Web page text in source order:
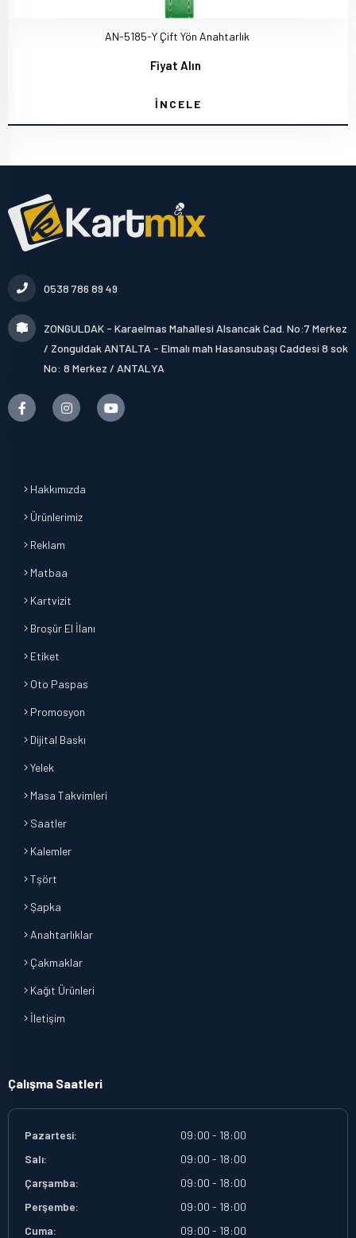
AN-5185-Y Çift Yön Anahtarlık
Fiyat Alın
İNCELE
0538 786 89 49
ZONGULDAK - Karaelmas Mahallesi Alsancak Cad. No:7 Merkez
/ Zonguldak ANTALTA - Elmalı mah Hasansubaşı Caddesi 8 sok
No: 8 Merkez / ANTALYA
Hakkımızda
Ürünlerimiz
Reklam
Matbaa
Kartvizit
Broşür El İlanı
Etiket
Oto Paspas
Promosyon
Dijital Baskı
Yelek
Masa Takvimleri
Saatler
Kalemler
Tşört
Şapka
Anahtarlıklar
Çakmaklar
Kağıt Ürünleri
İletişim
Çalışma Saatleri
Pazartesi:
09:00 - 18:00
Salı:
09:00 - 18:00
Çarşamba:
09:00 - 18:00
Perşembe:
09:00 - 18:00
Cuma:
09:00 - 18:00